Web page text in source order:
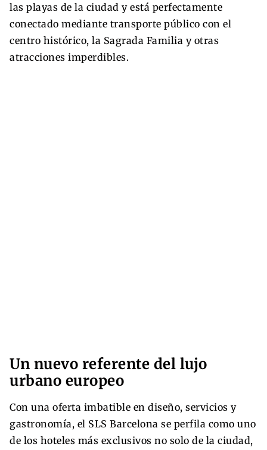
las playas de la ciudad y está perfectamente
conectado mediante transporte público con el
centro histórico, la Sagrada Familia y otras
atracciones imperdibles.
Un nuevo referente del lujo
urbano europeo
Con una oferta imbatible en diseño, servicios y
gastronomía, el SLS Barcelona se perfila como uno
de los hoteles más exclusivos no solo de la ciudad,